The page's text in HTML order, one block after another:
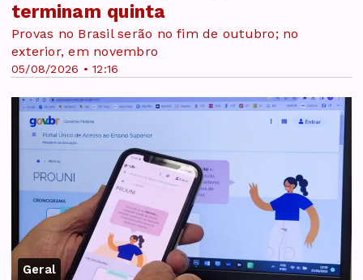
05/08/2026 • 12:16
terminam quinta
Provas no Brasil serão no fim de outubro; no
exterior, em novembro
Geral